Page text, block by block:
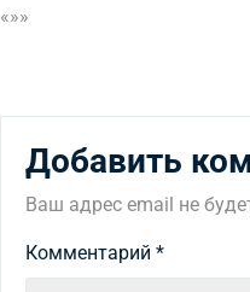
«»»
Добавить
Ваш адрес email не
Комментарий *